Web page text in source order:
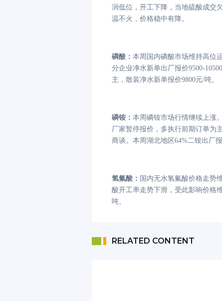
润低位，开工下降，当地硫酸成交
温不火，价格稳中有降。
磷酸： 本周国内磷酸市场维持高位
分企业净水新单出厂报价9500-
主，散装净水新单报价9800元/吨。
磷铵： 本周磷铵市场行情继续上涨
厂家暂停报价，多执行前期订单为
商谈。本周湖北地区64%二铵出厂
氢氟酸： 国内无水氢氟酸价格走势
酸开工率走势下滑，受此影响价格
吨。
RELATED CONTENT